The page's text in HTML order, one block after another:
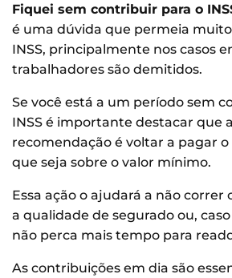
Fiquei sem contribuir para o
é uma dúvida que permeia
INSS, principalmente nos casos
trabalhadores são demitidos.
Se você está a um período sem
INSS é importante destacar que
recomendação é voltar a pagar
que seja sobre o valor mínimo.
Essa ação o ajudará a não correr
a qualidade de segurado ou,
não perca mais tempo para
As contribuições em dia são